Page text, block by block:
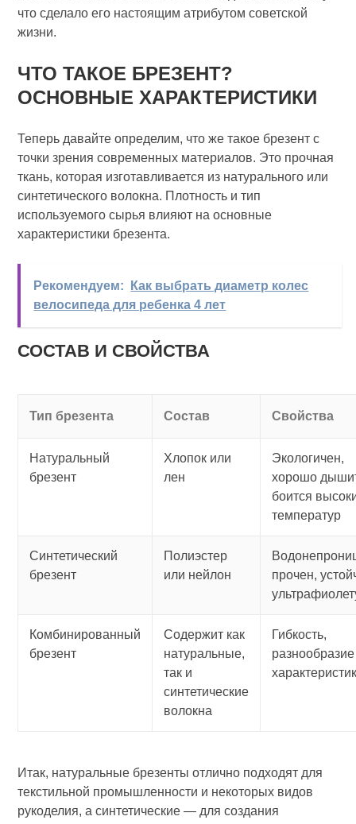
что сделало его настоящим атрибутом советской
жизни.
ЧТО ТАКОЕ БРЕЗЕНТ?
ОСНОВНЫЕ ХАРАКТЕРИСТИКИ
Теперь давайте определим, что же такое брезент с
точки зрения современных материалов. Это прочная
ткань, которая изготавливается из натурального или
синтетического волокна. Плотность и тип
используемого сырья влияют на основные
характеристики брезента.
Рекомендуем:
Как выбрать диаметр колес
велосипеда для ребенка 4 лет
СОСТАВ И СВОЙСТВА
Тип брезента Состав Свойства
Натуральный
брезент
Хлопок или
лен
Экологичен,
хорошо
боится
температур
Синтетический
брезент
Полиэстер
или нейлон
прочен,
Комбинированный
брезент
Содержит как
натуральные,
так и
синтетические
волокна
Гибкость,
разнообразие
Итак, натуральные брезенты отлично подходят для
текстильной промышленности и некоторых видов
рукоделия, а синтетические — для создания